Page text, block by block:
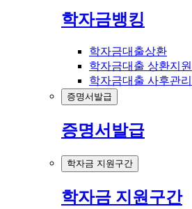
학자금뱅킹
학자금대출상환
학자금대출 상환지원
학자금대출 사후관리
증명서발급
증명서발급
학자금 지원구간
학자금 지원구간